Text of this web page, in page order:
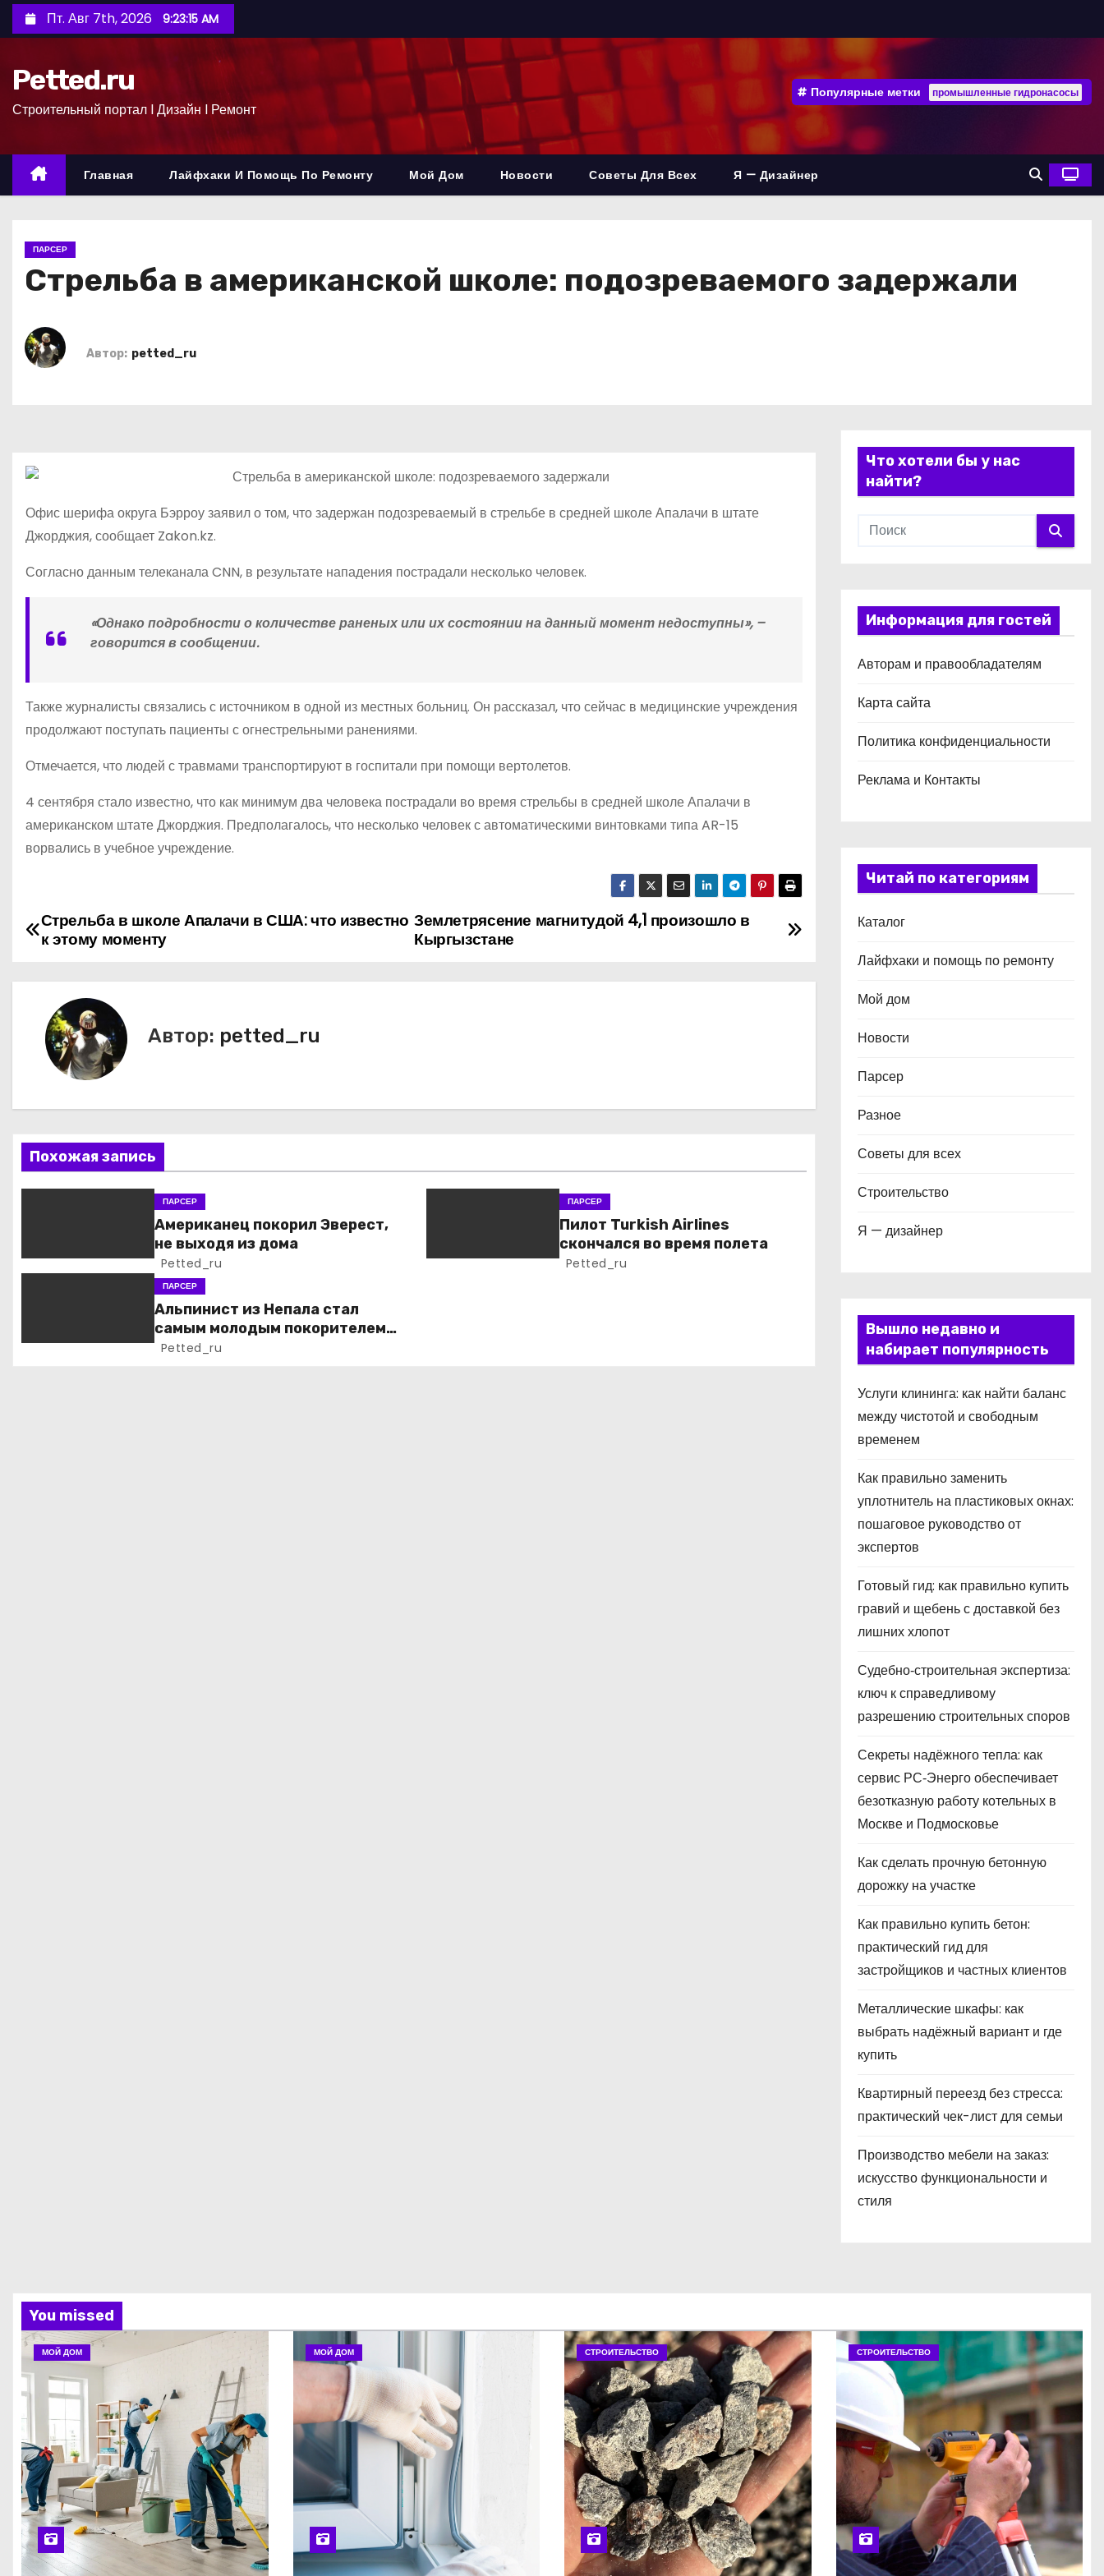
е
с
Пт. Авг 7th, 2026 9:23:16 AM
Petted.ru
Строительный портал l Дизайн l Ремонт
Популярные метки промышленные гидронасосы
Главная Лайфхаки И Помощь По Ремонту Мой Дом Новости Советы Для Всех Я — Дизайнер
ПАРСЕР
Стрельба в американской школе: подозреваемого задержали
Автор: petted_ru
Офис шерифа округа Бэрроу заявил о том, что задержан подозреваемый в стрельбе в средней школе Апалачи в штате
Джорджия, сообщает Zakon.kz.
Согласно данным телеканала CNN, в результате нападения пострадали несколько человек.
«Однако подробности о количестве раненых или их состоянии на данный момент недоступны», –
говорится в сообщении.
Также журналисты связались с источником в одной из местных больниц. Он рассказал, что сейчас в медицинские учреждения
продолжают поступать пациенты с огнестрельными ранениями.
Отмечается, что людей с травмами транспортируют в госпитали при помощи вертолетов.
4 сентября стало известно, что как минимум два человека пострадали во время стрельбы в средней школе Апалачи в
американском штате Джорджия. Предполагалось, что несколько человек с автоматическими винтовками типа AR-15
ворвались в учебное учреждение.
Н
ц
и
о
а
Землетрясение магнитудой 4,1 произошло в
Кыргызстане
Стрельба в школе Апалачи в США: что известно
к этому моменту
Автор: petted_ru
Похожая запись
ПАРСЕР
Американец покорил Эверест,
не выходя из дома
Petted_ru
ПАРСЕР
Пилот Turkish Airlines
скончался во время полета
Petted_ru
ПАРСЕР
Альпинист из Непала стал
самым молодым покорителем
всех 14 высочайших вершин
Petted_ru
Что хотели бы у нас
найти?
Информация для гостей
Авторам и правообладателям
Карта сайта
Политика конфиденциальности
Реклама и Контакты
Читай по категориям
Каталог
Лайфхаки и помощь по ремонту
Мой дом
Новости
Парсер
Разное
Советы для всех
Строительство
Я — дизайнер
Вышло недавно и
набирает популярность
Услуги клининга: как найти баланс
между чистотой и свободным
временем
Как правильно заменить
уплотнитель на пластиковых окнах:
пошаговое руководство от
экспертов
Готовый гид: как правильно купить
гравий и щебень с доставкой без
лишних хлопот
Судебно‑строительная экспертиза:
ключ к справедливому
разрешению строительных споров
Секреты надёжного тепла: как
сервис РС‑Энерго обеспечивает
безотказную работу котельных в
Москве и Подмосковье
Как сделать прочную бетонную
дорожку на участке
Как правильно купить бетон:
практический гид для
застройщиков и частных клиентов
Металлические шкафы: как
выбрать надёжный вариант и где
купить
Квартирный переезд без стресса:
практический чек-лист для семьи
Производство мебели на заказ:
искусство функциональности и
стиля
You missed
МОЙ ДОМ МОЙ ДОМ СТРОИТЕЛЬСТВО СТРОИТЕЛЬСТВО